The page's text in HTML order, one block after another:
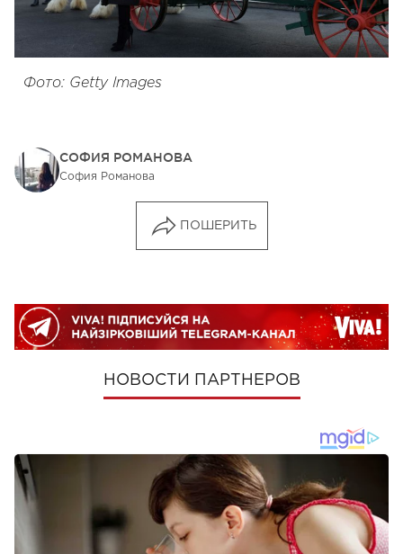
Фото: Getty Images
СОФИЯ РОМАНОВА
София Романова
ПОШЕРИТЬ
НОВОСТИ ПАРТНЕРОВ